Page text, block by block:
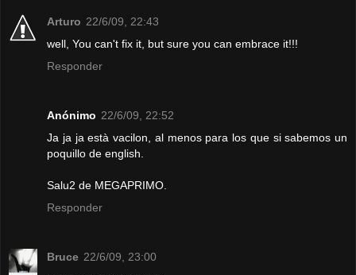
Arturo 22/6/09, 22:43
well, You can't fix it, but sure you can embrace it!!!
Responder
Anónimo 22/6/09, 22:52
Ja ja ja està vacilon, al menos para los que si sabemos un
poquillo de english.
Salu2 de MEGAPRIMO.
Responder
Bruce 22/6/09, 23:00